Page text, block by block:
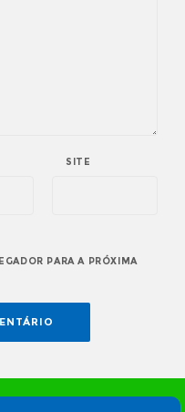
SITE
PARA A PRÓXIMA